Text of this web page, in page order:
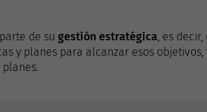
de su gestión estratégica, es
y planes para alcanzar esos objetivos,